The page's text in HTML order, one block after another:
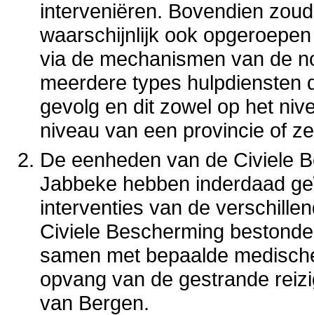
interveniëren. Bovendien
waarschijnlijk ook
via de mechanismen van de
meerdere types hulpdiensten
gevolg en dit zowel op het
niveau van een provincie of
De eenheden van de Civiele
Jabbeke hebben inderdaad
interventies van de
Civiele Bescherming
samen met bepaalde
opvang van de gestrande
van Bergen.